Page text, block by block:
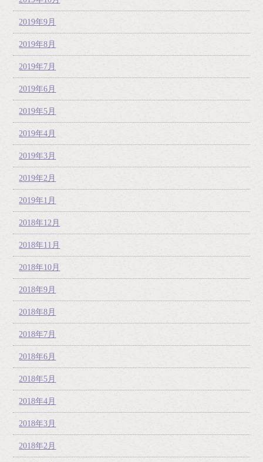
2019年9月
2019年8月
2019年7月
2019年6月
2019年5月
2019年4月
2019年3月
2019年2月
2019年1月
2018年12月
2018年11月
2018年10月
2018年9月
2018年8月
2018年7月
2018年6月
2018年5月
2018年4月
2018年3月
2018年2月